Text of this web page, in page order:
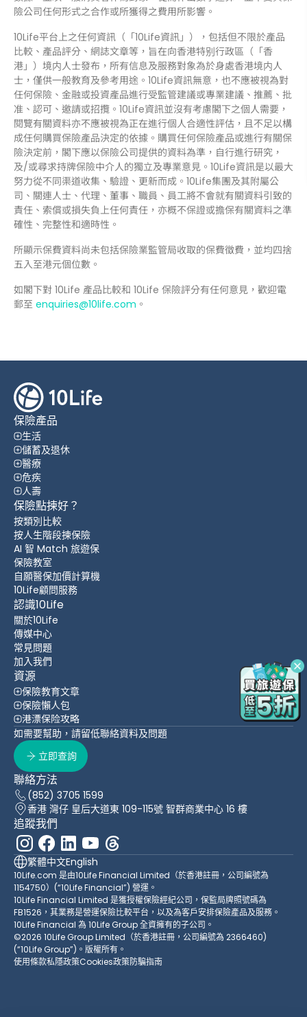
險公司任何形式之合作或所獲得之費用所影響。
10Life平台上之任何資訊（「10Life資訊」），包括但不限於產品
比較、產品評分、網誌文章等，旨在向香港特别行政區（「香
港」）境内人士發布，所有信息及服務對象為於身處香港境内人
士，僅供一般教育及參考用途。10Life資訊無意，也不應被視為對
任何保險、金融或投資產品進行受監管建議或專業建議、推薦、批
准、認可、邀請或招攬。10Life資訊並沒有考慮閣下之個人需要，
閱覽有關資料亦不應被視為正在進行個人合適性評估，且不足以構
成任何購買保險產品決定的依據。購買任何保險產品或進行有關保
險決定前，閣下應以保險公司提供的資料為準，自行進行研究，
及/或尋求持牌保險中介人的獨立及專業意見。10Life資訊是以最大
努力從不同渠道收集、驗證、更新而成。10Life集團及其附屬公
司、關連人士、代理、董事、職員、員工將不會就有關資料引致的
責任、索償或損失負上任何責任，亦概不保證或擔保有關資料之準
確性、完整性和適時性。
所顯示保費資料尚未包括保險業監管局收取的保費徵費，並均四捨
五入至港元個位數。
如閣下對 10Life 產品比較和 10Life 保險評分有任何意見，歡迎電
郵至 enquiries@10life.com 。
保險產品
生活
儲蓄及退休
醫療
危疾
人壽
保險點揀好？
按類別比較
按人生階段揀保險
AI 智 Match 旅遊保
保險教室
自願醫保加價計算機
10Life顧問服務
認識10Life
關於10Life
傳媒中心
常見問題
加入我們
資源
保險教育文章
保險懶人包
港漂保险攻略
如需要幫助，請留低聯絡資料及問題
立即查詢
聯絡方法
(852) 3705 1599
香港 灣仔 皇后大道東 109-115號 智群商業中心 16 樓
追蹤我們
繁體中文English
10Life.com 是由10Life Financial Limited（於香港註冊，公司編號為
1154750）(“10Life Financial”) 營運。
10Life Financial Limited 是獲授權保險經紀公司，保監局牌照號碼為
FB1526，其業務是營運保險比較平台，以及為客戶安排保險產品及服務。
10Life Financial 為 10Life Group 全資擁有的子公司。
©2026 10Life Group Limited（於香港註冊，公司編號為 2366460)
(“10Life Group”)。版權所有。
使用條款私隱政策Cookies政策防騙指南